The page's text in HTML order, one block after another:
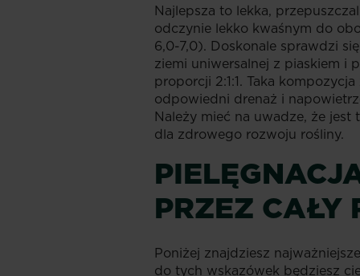
Najlepsza to lekka,
odczynie lekko kwaśnym do
6,0-7,0). Doskonale sprawdzi
ziemi uniwersalnej z piaskiem i
proporcji 2:1:1. Taka
odpowiedni drenaż i
Należy mieć na uwadze, że jest
dla zdrowego rozwoju rośliny.
PRZEZ CAŁY
Poniżej znajdziesz
do tych wskazówek będziesz